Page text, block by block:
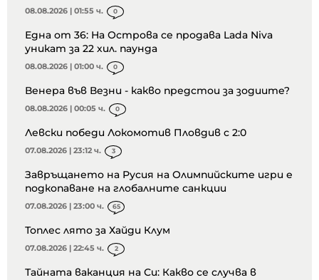
08.08.2026 | 01:55 ч. 0
Една от 36: На Острова се продава Lada Niva
уникат за 22 хил. паунда
08.08.2026 | 01:00 ч. 0
Венера във Везни - какво предстои за зодиите?
08.08.2026 | 00:05 ч. 0
Левски победи Локомотив Пловдив с 2:0
07.08.2026 | 23:12 ч. 3
Завръщането на Русия на Олимпийските игри е
подкопаване на глобалните санкции
07.08.2026 | 23:00 ч. 65
Топлес лято за Хайди Клум
07.08.2026 | 22:45 ч. 2
Тайната ваканция на Си: Какво се случва в